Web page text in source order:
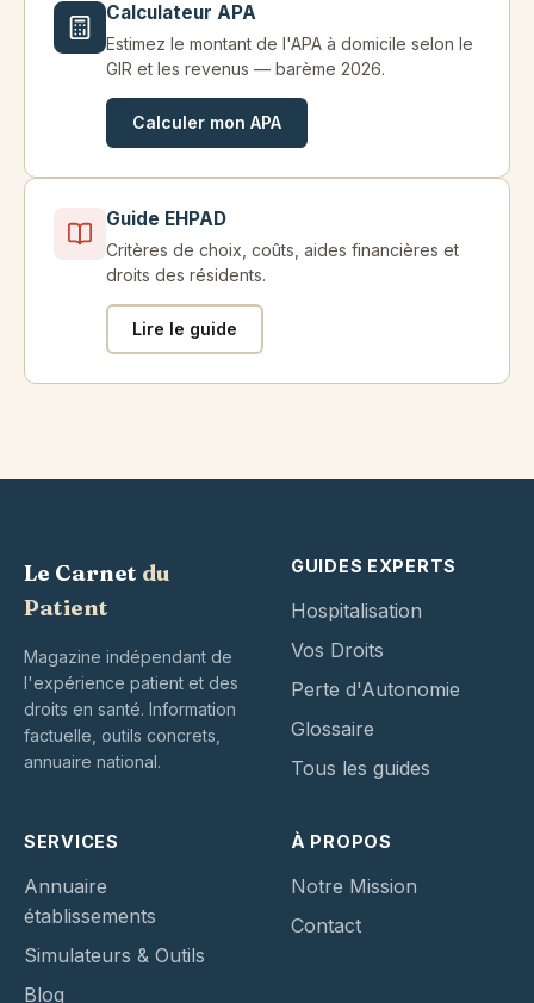
Calculateur APA
Estimez le montant de l'APA à domicile selon le
GIR et les revenus — barème 2026.
Calculer mon APA
Guide EHPAD
Critères de choix, coûts, aides financières et
droits des résidents.
Lire le guide
Le Carnet du
Patient
Magazine indépendant de
l'expérience patient et des
droits en santé. Information
factuelle, outils concrets,
annuaire national.
GUIDES EXPERTS
Hospitalisation
Vos Droits
Perte d'Autonomie
Glossaire
Tous les guides
SERVICES
Annuaire
établissements
Simulateurs & Outils
Blog
À PROPOS
Notre Mission
Contact